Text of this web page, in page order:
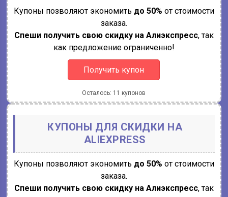
Купоны позволяют экономить до 50% от стоимости
заказа.
Спеши получить свою скидку на Алиэкспресс, так
как предложение ограниченно!
Получить купон
Осталось: 11 купонов
КУПОНЫ ДЛЯ СКИДКИ НА
ALIEXPRESS
Купоны позволяют экономить до 50% от стоимости
заказа.
Спеши получить свою скидку на Алиэкспресс, так